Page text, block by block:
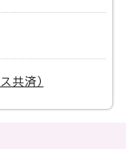
共済）